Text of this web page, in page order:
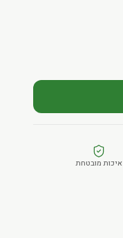
איכות מובטחת